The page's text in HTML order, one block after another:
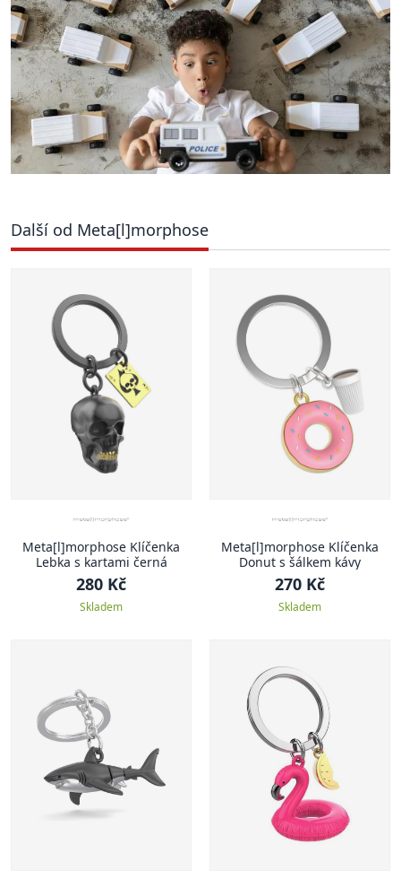
Další od Meta[l]morphose
Meta[l]morphose Klíčenka
Lebka s kartami černá
280 Kč
Skladem
Meta[l]morphose Klíčenka
Donut s šálkem kávy
270 Kč
Skladem